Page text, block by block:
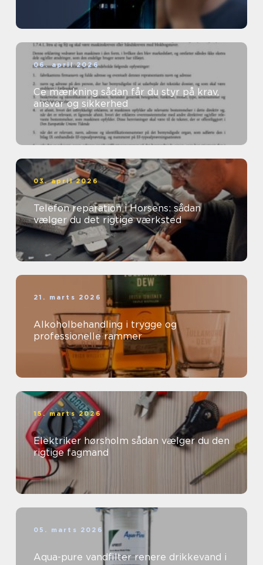
06. april 2026
Ce mærkning sådan får du styr på krav,
ansvar og sikkerhed
03. april 2026
Telefon reparation i Horsens: sådan
vælger du det rigtige værksted
21. marts 2026
Alkoholbehandling i trygge og
professionelle rammer
15. marts 2026
Elektriker hørsholm sådan vælger du den
rigtige fagmand
05. marts 2026
Aqua-pure vandfilter renere drikkevand i